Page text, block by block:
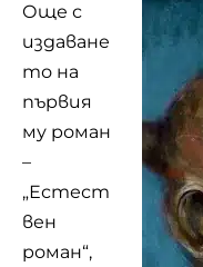
Още с
издаване
то на
първия
му роман
–
„Естест
вен
роман“,